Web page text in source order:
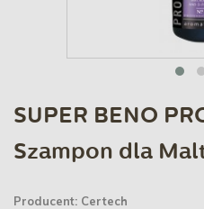
SUPER BENO
Szampon dla
Producent: Certech